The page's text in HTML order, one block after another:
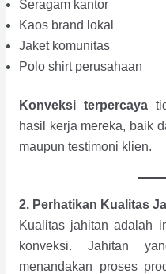
Seragam kantor
Kaos brand lokal
Jaket komunitas
Polo shirt perusahaan
Konveksi terpercaya
hasil kerja mereka, baik
maupun testimoni klien.
2. Perhatikan Kualitas
Kualitas jahitan adalah
konveksi. Jahitan
menandakan proses